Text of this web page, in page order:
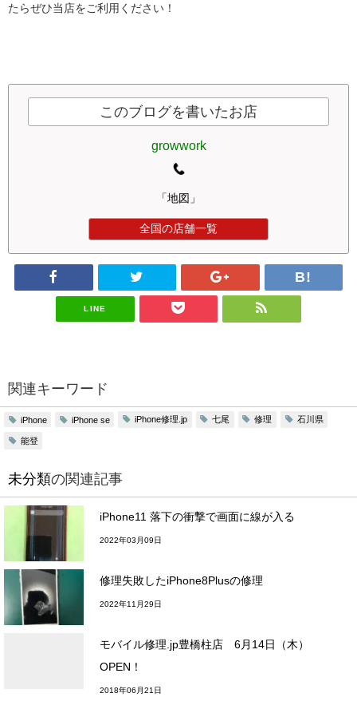
たらぜひ当店をご利用ください！
このブログを書いたお店
growwork
「地図」
全国の店舗一覧
LINE
関連キーワード
iPhone iPhone se iPhone修理.jp 七尾 修理 石川県
能登
未分類の関連記事
iPhone11 落下の衝撃で画面に線が入る
2022年03月09日
修理失敗したiPhone8Plusの修理
2022年11月29日
モバイル修理.jp豊橋柱店 6月14日（木）
OPEN！
2018年06月21日